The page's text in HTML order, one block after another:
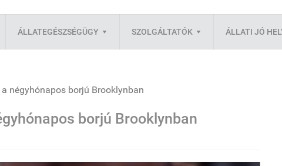
ÁLLATEGÉSZSÉGÜGY SZOLGÁLTATÓK ÁLLATI JÓ
négyhónapos borjú Brooklynban
borjú Brooklynban